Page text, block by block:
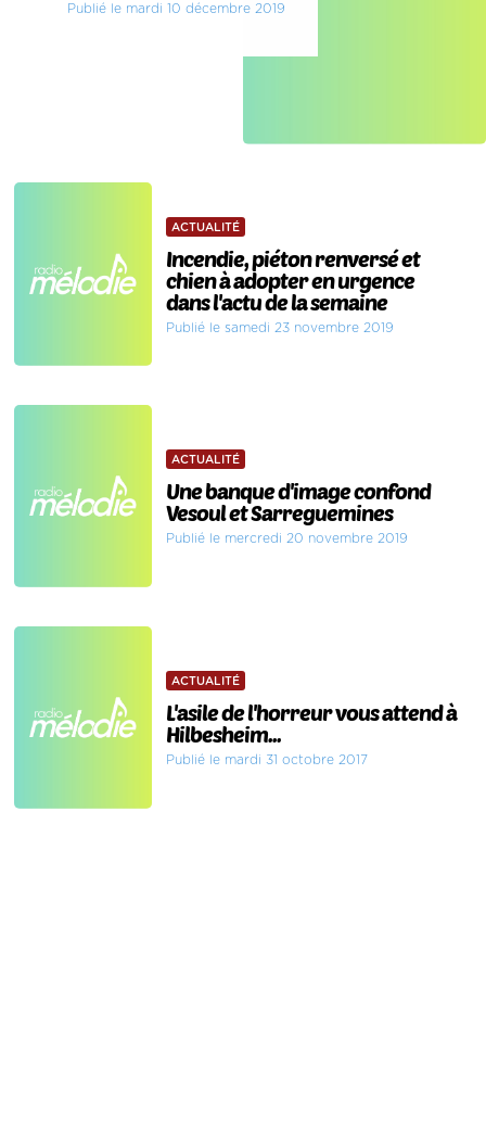
Publié le mardi 10 décembre 2019
ACTUALITÉ
Incendie, piéton renversé et
chien à adopter en urgence
dans l'actu de la semaine
Publié le samedi 23 novembre 2019
ACTUALITÉ
Une banque d'image confond
Vesoul et Sarreguemines
Publié le mercredi 20 novembre 2019
ACTUALITÉ
L'asile de l'horreur vous attend à
Hilbesheim...
Publié le mardi 31 octobre 2017